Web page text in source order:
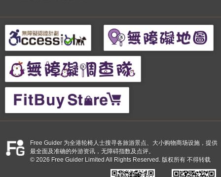
Free Guider 为全港轮椅人士搜寻各旅游景点、大小购物商场设施，提供
最全面及准确的外游资讯，无障碍指数及点评。
© 2026 Free Guider Limited All Rights Reserved. 版权所有 不得转载